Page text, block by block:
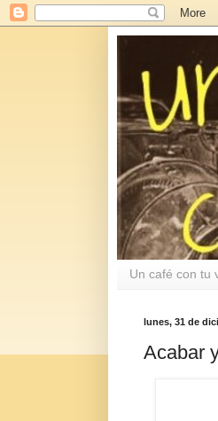
Un café con tu
lunes, 31 de
Acabar